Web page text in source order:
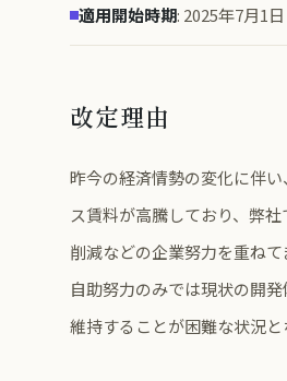
適用開始時期: 2025年7月1日
改定理由
昨今の経済情勢の変化に伴
ス賃料が高騰しており、弊
削減などの企業努力を重ねて
自助努力のみでは現状の開
維持することが困難な状況と